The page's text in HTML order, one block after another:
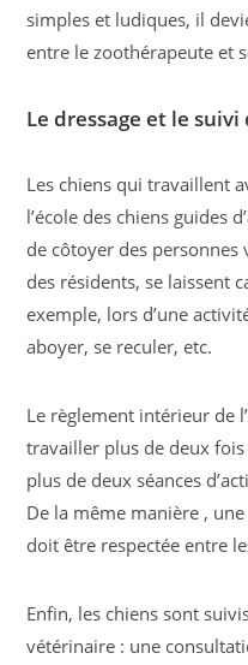
simples et ludiques, il
entre le zoothérapeute et
Le dressage et le suivi
Les chiens qui travaillent
l’école des chiens guides
de côtoyer des
des résidents, se laissent
exemple, lors d’une
aboyer, se reculer, etc.
Le règlement intérieur de
travailler plus de deux
plus de deux séances
De la même manière ,
doit être respectée entre
Enfin, les chiens sont
vétérinaire : une